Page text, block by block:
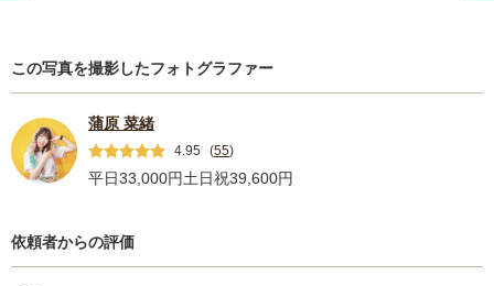
この写真を撮影したフォトグラファー
蒲原 菜緒
4.95 (55)
平日33,000円土日祝39,600円
依頼者からの評価